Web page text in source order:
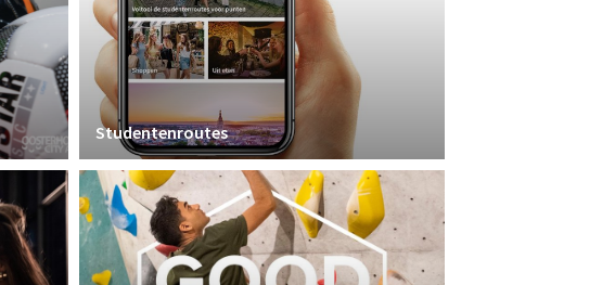
Studentenroutes